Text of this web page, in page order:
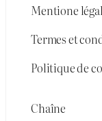
Mentione
Termes et
Politique de
Chaîne